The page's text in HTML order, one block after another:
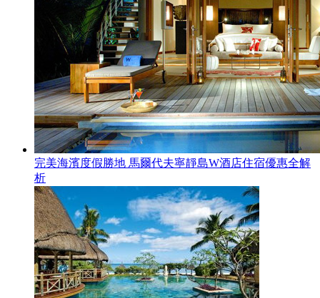
完美海濱度假勝地 馬爾代夫寧靜島W酒店住宿優惠全解
析